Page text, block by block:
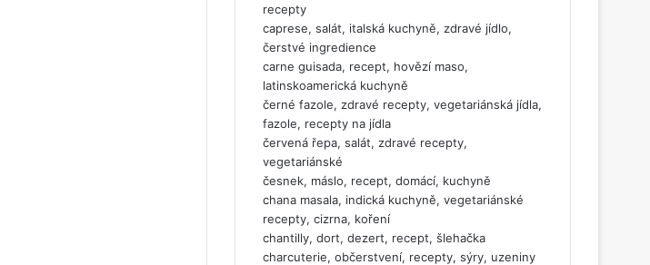
recepty
caprese, salát, italská kuchyně, zdravé jídlo,
čerstvé ingredience
carne guisada, recept, hovězí maso,
latinskoamerická kuchyně
černé fazole, zdravé recepty, vegetariánská jídla,
fazole, recepty na jídla
červená řepa, salát, zdravé recepty,
vegetariánské
česnek, máslo, recept, domácí, kuchyně
chana masala, indická kuchyně, vegetariánské
recepty, cizrna, koření
chantilly, dort, dezert, recept, šlehačka
charcuterie, občerstvení, recepty, sýry, uzeniny